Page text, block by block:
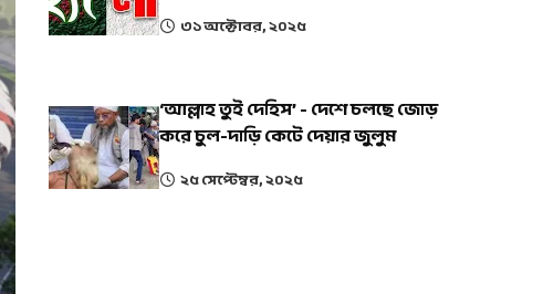
৩১ অক্টোবর, ২০২৫
‘আল্লাহ তুই দেহিস’ - দেশে চলছে জোড়
করে চুল-দাড়ি কেটে দেয়ার জুলুম
২৫ সেপ্টেম্বর, ২০২৫